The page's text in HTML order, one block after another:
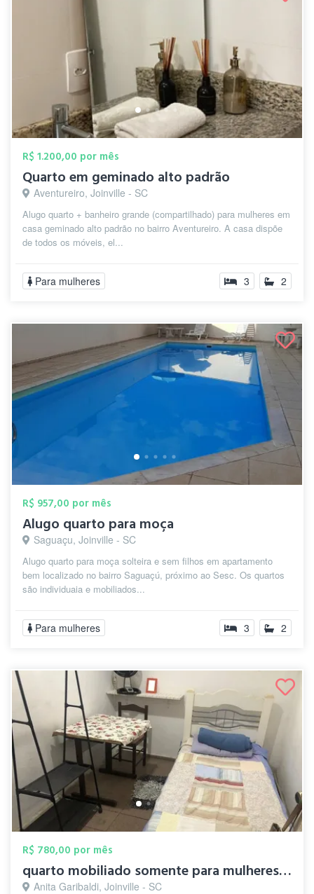
R$ 1.200,00 por mês
Quarto em geminado alto padrão
Aventureiro, Joinville - SC
Alugo quarto + banheiro grande (compartilhado) para mulheres em
casa geminado alto padrão no bairro Aventureiro. A casa dispõe
de todos os móveis, el...
Para mulheres 3 2
R$ 957,00 por mês
Alugo quarto para moça
Saguaçu, Joinville - SC
Alugo quarto para moça solteira e sem filhos em apartamento
bem localizado no bairro Saguaçú, próximo ao Sesc. Os quartos
são individuaia e mobiliados...
Para mulheres 3 2
R$ 780,00 por mês
quarto mobiliado somente para mulheres, ...
Anita Garibaldi, Joinville - SC